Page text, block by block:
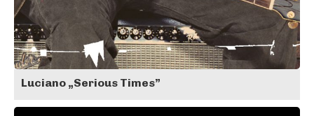
Luciano „Serious Times”